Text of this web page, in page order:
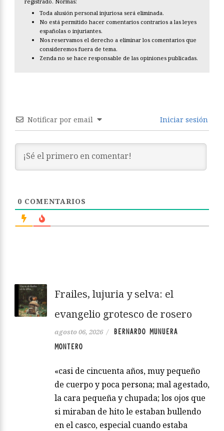
Toda alusión personal injuriosa será eliminada.
No está permitido hacer comentarios contrarios a las leyes
españolas o injuriantes.
Nos reservamos el derecho a eliminar los comentarios que
consideremos fuera de tema.
Zenda no se hace responsable de las opiniones publicadas.
Notificar por email Iniciar sesión
0 COMENTARIOS
Frailes, lujuria y selva: el
evangelio grotesco de rosero
agosto 06, 2026 /
BERNARDO MUNUERA
MONTERO
«casi de cincuenta años, muy pequeño
de cuerpo y poca persona; mal agestado,
la cara pequeña y chupada; los ojos que
si miraban de hito le estaban bullendo
en el casco, especial cuando estaba